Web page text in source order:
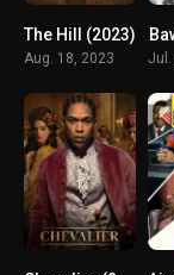
The Hill (2023)
Aug. 18, 2023 Jul.